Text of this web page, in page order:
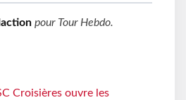
pour Tour Hebdo.
Croisières ouvre les